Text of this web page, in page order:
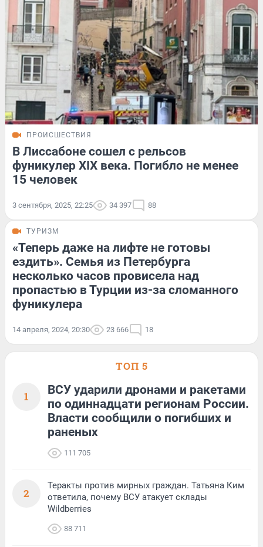
ПРОИСШЕСТВИЯ
В Лиссабоне сошел с рельсов
фуникулер XIX века. Погибло не менее
15 человек
3 сентября, 2025, 22:25 34 397 88
ТУРИЗМ
«Теперь даже на лифте не готовы
ездить». Семья из Петербурга
несколько часов провисела над
пропастью в Турции из-за сломанного
фуникулера
14 апреля, 2024, 20:30 23 666 18
ТОП 5
1
ВСУ ударили дронами и ракетами
по одиннадцати регионам России.
Власти сообщили о погибших и
раненых
111 705
2
Теракты против мирных граждан. Татьяна Ким
ответила, почему ВСУ атакует склады
Wildberries
88 711